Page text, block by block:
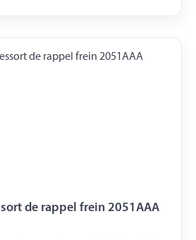
de rappel frein 2051AAA